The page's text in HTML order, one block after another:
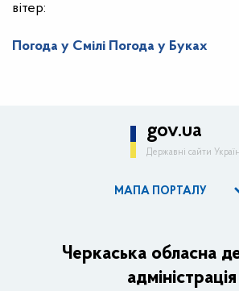
вітер:
Погода у Смілі Погода у Буках
gov.ua
Державні сайти
МАПА ПОРТАЛУ
Керівництво адміністрації
Основні завдання та нормативно-
Черкаська обласна
адміністрація